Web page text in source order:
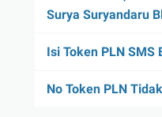
Surya Suryandaru
Isi Token PLN SMS
No Token PLN